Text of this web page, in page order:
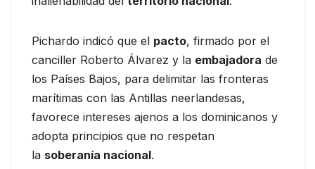
Pichardo indicó que el pacto, firmado por el
canciller Roberto Álvarez y la embajadora de
los Países Bajos, para delimitar las fronteras
marítimas con las Antillas neerlandesas,
favorece intereses ajenos a los dominicanos y
adopta principios que no respetan
la soberanía nacional.